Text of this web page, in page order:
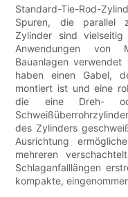
Standard-Tie-Rod-
Spuren, die parallel
Zylinder sind
Anwendungen von
Bauanlagen verwendet
haben einen Gabel,
montiert ist und eine
die eine Dreh-
des Zylinders
Ausrichtung
mehreren
Schlaganfalllängen
kompakte,